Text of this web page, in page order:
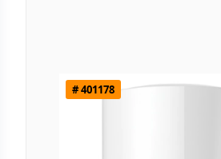
# 401178